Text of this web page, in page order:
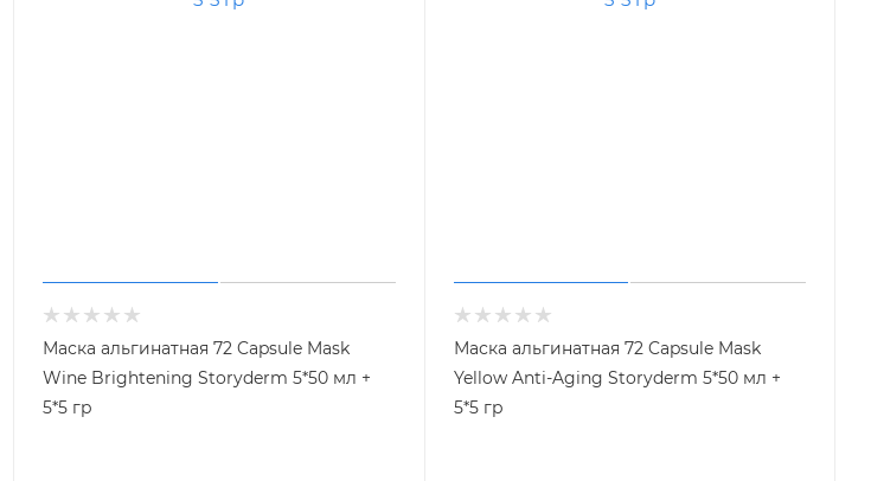
Маска альгинатная 72 Capsule Mask
Wine Brightening Storyderm 5*50 мл +
5*5 гр
Маска альгинатная 72 Capsule Mask
Yellow Anti-Aging Storyderm 5*50 мл +
5*5 гр